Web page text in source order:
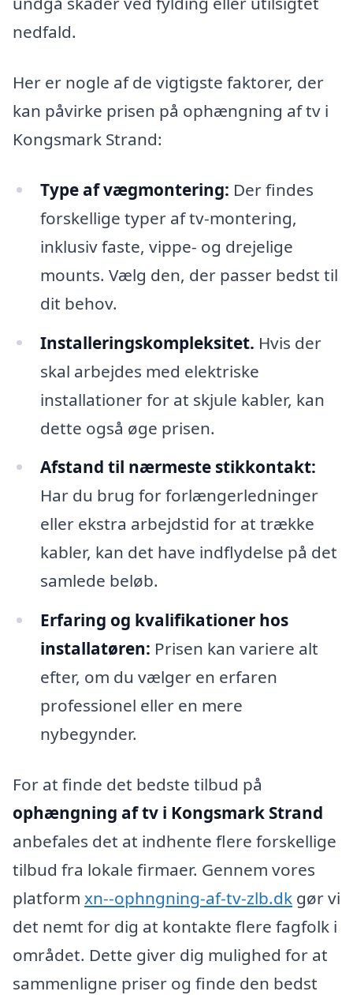
nedfald.
Her er nogle af de vigtigste faktorer, der
kan påvirke prisen på ophængning af tv i
Kongsmark Strand:
Type af vægmontering: Der findes
forskellige typer af tv-montering,
inklusiv faste, vippe- og drejelige
mounts. Vælg den, der passer bedst til
dit behov.
Installeringskompleksitet. Hvis der
skal arbejdes med elektriske
installationer for at skjule kabler, kan
dette også øge prisen.
Afstand til nærmeste stikkontakt:
Har du brug for forlængerledninger
eller ekstra arbejdstid for at trække
kabler, kan det have indflydelse på det
samlede beløb.
Erfaring og kvalifikationer hos
installatøren: Prisen kan variere alt
efter, om du vælger en erfaren
professionel eller en mere
nybegynder.
For at finde det bedste tilbud på
ophængning af tv i Kongsmark Strand
anbefales det at indhente flere forskellige
tilbud fra lokale firmaer. Gennem vores
platform xn--ophngning-af-tv-zlb.dk gør vi
det nemt for dig at kontakte flere fagfolk i
området. Dette giver dig mulighed for at
sammenligne priser og finde den bedst